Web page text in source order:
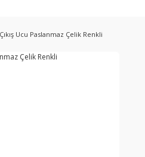
Ucu Paslanmaz Çelik Renkli